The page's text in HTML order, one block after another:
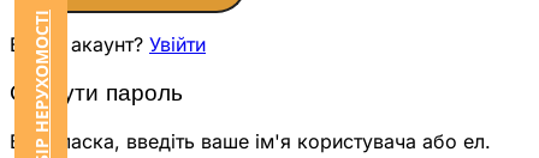
Вже є акаунт? Увійти
Скинути пароль
Будь ласка, введіть ваше ім'я користувача або ел.